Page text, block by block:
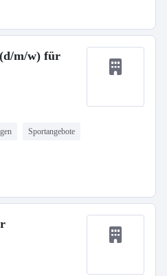
m/w) für
Sportangebote